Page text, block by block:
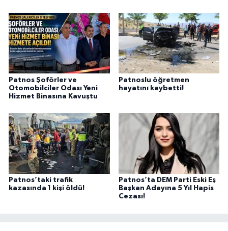
Patnos Şoförler ve
Otomobilciler Odası Yeni
Hizmet Binasına Kavuştu
Patnoslu öğretmen
hayatını kaybetti!
Patnos’taki trafik
kazasında 1 kişi öldü!
Patnos’ta DEM Parti Eski Eş
Başkan Adayına 5 Yıl Hapis
Cezası!